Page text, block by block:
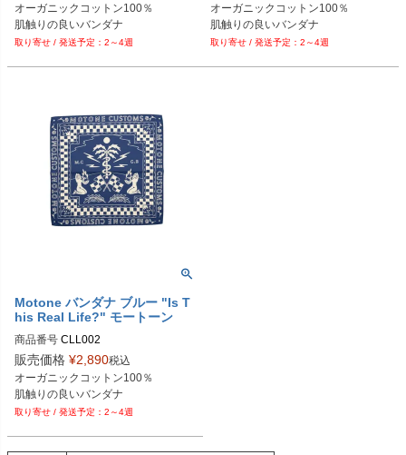
オーガニックコットン100％
肌触りの良いバンダナ
2～4週
オーガニックコットン100％
肌触りの良いバンダナ
2～4週
Motone バンダナ ブルー "Is T
his Real Life?" モートーン
商品番号 CLL002
販売価格 ¥2,890税込
オーガニックコットン100％
肌触りの良いバンダナ
2～4週